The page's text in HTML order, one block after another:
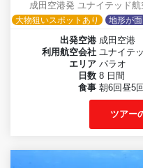
成田空港発 ユナイテッド
大物狙いスポットあり
地形が
出発空港 成田空港
利用航空会社 ユナイテ
エリア パラオ
日数 8 日間
食事 朝6回昼5
ツアー